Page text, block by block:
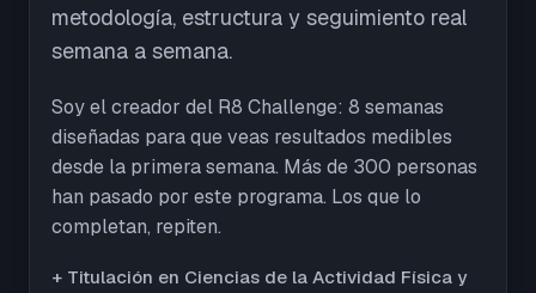
metodología, estructura y seguimiento real
semana a semana.
Soy el creador del R8 Challenge: 8 semanas
diseñadas para que veas resultados medibles
desde la primera semana. Más de 300 personas
han pasado por este programa. Los que lo
completan, repiten.
+ Titulación en Ciencias de la Actividad Física y